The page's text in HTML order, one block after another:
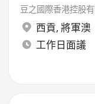
豆之國際香港控股
西貢, 將軍澳
工作日面議